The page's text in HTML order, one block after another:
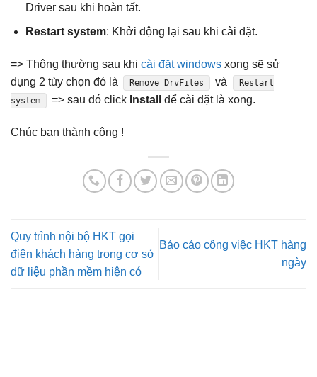
Driver sau khi hoàn tất.
Restart system: Khởi động lại sau khi cài đặt.
=> Thông thường sau khi cài đặt windows xong sẽ sử
dụng 2 tùy chọn đó là
Remove DrvFiles và
Restart
system
=> sau đó click Install để cài đặt là xong.
Chúc bạn thành công !
Quy trình nội bộ HKT gọi
điện khách hàng trong cơ sở
dữ liệu phần mềm hiện có
Báo cáo công việc HKT hàng
ngày